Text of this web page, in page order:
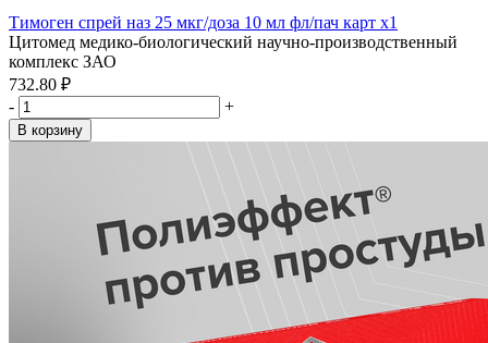
Тимоген спрей наз 25 мкг/доза 10 мл фл/пач карт x1
Цитомед медико-биологический научно-производственный
комплекс ЗАО
732.80 ₽
-
+
В корзину